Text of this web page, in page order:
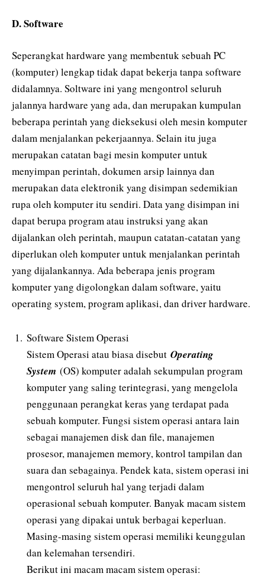
D. Software
Seperangkat hardware yang membentuk sebuah PC
(komputer) lengkap tidak dapat bekerja tanpa software
didalamnya. Soltware ini yang mengontrol seluruh
jalannya hardware yang ada, dan merupakan kumpulan
beberapa perintah yang dieksekusi oleh mesin komputer
dalam menjalankan pekerjaannya. Selain itu juga
merupakan catatan bagi mesin komputer untuk
menyimpan perintah, dokumen arsip lainnya dan
merupakan data elektronik yang disimpan sedemikian
rupa oleh komputer itu sendiri. Data yang disimpan ini
dapat berupa program atau instruksi yang akan
dijalankan oleh perintah, maupun catatan-catatan yang
diperlukan oleh komputer untuk menjalankan perintah
yang dijalankannya. Ada beberapa jenis program
komputer yang digolongkan dalam software, yaitu
operating system, program aplikasi, dan driver hardware.
Software Sistem Operasi
Sistem Operasi atau biasa disebut Operating
System (OS) komputer adalah sekumpulan program
komputer yang saling terintegrasi, yang mengelola
penggunaan perangkat keras yang terdapat pada
sebuah komputer. Fungsi sistem operasi antara lain
sebagai manajemen disk dan file, manajemen
prosesor, manajemen memory, kontrol tampilan dan
suara dan sebagainya. Pendek kata, sistem operasi ini
mengontrol seluruh hal yang terjadi dalam
operasional sebuah komputer. Banyak macam sistem
operasi yang dipakai untuk berbagai keperluan.
Masing-masing sistem operasi memiliki keunggulan
dan kelemahan tersendiri.
Berikut ini macam macam sistem operasi: